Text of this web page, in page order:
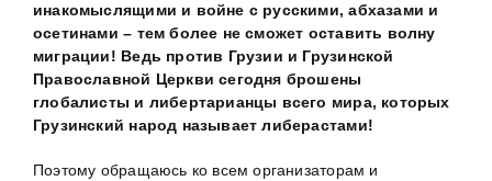
инакомыслящими и войне с русскими, абхазами и
осетинами – тем более не сможет оставить волну
миграции! Ведь против Грузии и Грузинской
Православной Церкви сегодня брошены
глобалисты и либертарианцы всего мира, которых
Грузинский народ называет либерастами!
Поэтому обращаюсь ко всем организаторам и